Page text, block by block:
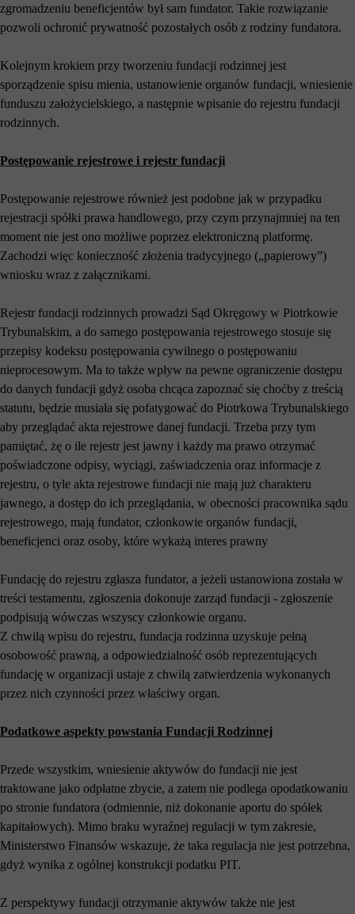
zgromadzeniu beneficjentów był sam fundator. Takie rozwiązanie
pozwoli ochronić prywatność pozostałych osób z rodziny fundatora.
Kolejnym krokiem przy tworzeniu fundacji rodzinnej jest
sporządzenie spisu mienia, ustanowienie organów fundacji, wniesienie
funduszu założycielskiego, a następnie wpisanie do rejestru fundacji
rodzinnych.
Postępowanie rejestrowe i rejestr fundacji
Postępowanie rejestrowe również jest podobne jak w przypadku
rejestracji spółki prawa handlowego, przy czym przynajmniej na ten
moment nie jest ono możliwe poprzez elektroniczną platformę.
Zachodzi więc konieczność złożenia tradycyjnego („papierowy”)
wniosku wraz z załącznikami.
Rejestr fundacji rodzinnych prowadzi Sąd Okręgowy w Piotrkowie
Trybunalskim, a do samego postępowania rejestrowego stosuje się
przepisy kodeksu postępowania cywilnego o postępowaniu
nieprocesowym. Ma to także wpływ na pewne ograniczenie dostępu
do danych fundacji gdyż osoba chcąca zapoznać się choćby z treścią
statutu, będzie musiała się pofatygować do Piotrkowa Trybunalskiego
aby przeglądać akta rejestrowe danej fundacji. Trzeba przy tym
pamiętać, żę o ile rejestr jest jawny i każdy ma prawo otrzymać
poświadczone odpisy, wyciągi, zaświadczenia oraz informacje z
rejestru, o tyle akta rejestrowe fundacji nie mają już charakteru
jawnego, a dostęp do ich przeglądania, w obecności pracownika sądu
rejestrowego, mają fundator, członkowie organów fundacji,
beneficjenci oraz osoby, które wykażą interes prawny
Fundację do rejestru zgłasza fundator, a jeżeli ustanowiona została w
treści testamentu, zgłoszenia dokonuje zarząd fundacji - zgłoszenie
podpisują wówczas wszyscy członkowie organu.
Z chwilą wpisu do rejestru, fundacja rodzinna uzyskuje pełną
osobowość prawną, a odpowiedzialność osób reprezentujących
fundację w organizacji ustaje z chwilą zatwierdzenia wykonanych
przez nich czynności przez właściwy organ.
Podatkowe aspekty powstania Fundacji Rodzinnej
Przede wszystkim, wniesienie aktywów do fundacji nie jest
traktowane jako odpłatne zbycie, a zatem nie podlega opodatkowaniu
po stronie fundatora (odmiennie, niż dokonanie aportu do spółek
kapitałowych). Mimo braku wyraźnej regulacji w tym zakresie,
Ministerstwo Finansów wskazuje, że taka regulacja nie jest potrzebna,
gdyż wynika z ogólnej konstrukcji podatku PIT.
Z perspektywy fundacji otrzymanie aktywów także nie jest